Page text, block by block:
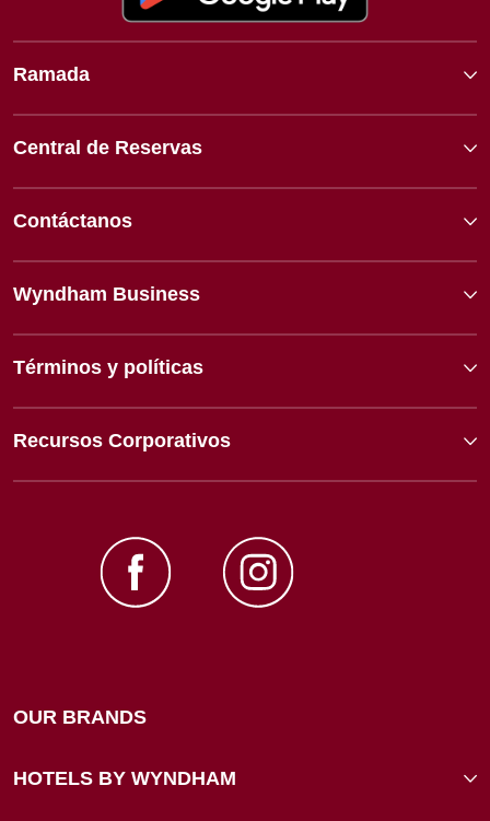
Ramada
Central de Reservas
Contáctanos
Wyndham Business
Términos y políticas
Recursos Corporativos
OUR BRANDS
HOTELS BY WYNDHAM